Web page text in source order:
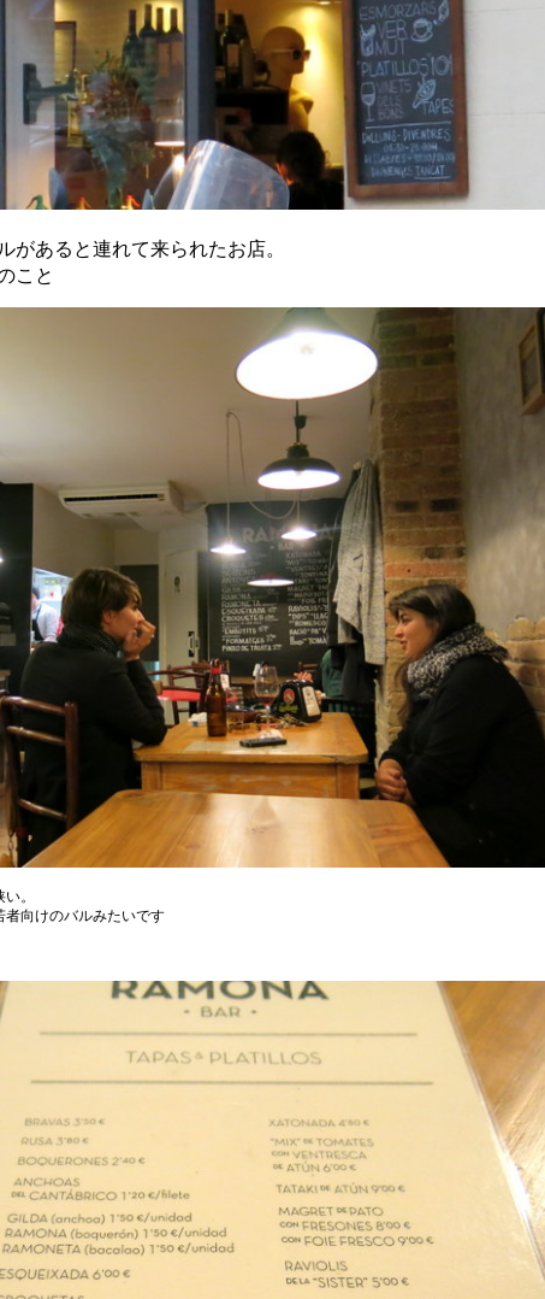
があると連れて来られたお店。
こと
。
者向けのバルみたいです